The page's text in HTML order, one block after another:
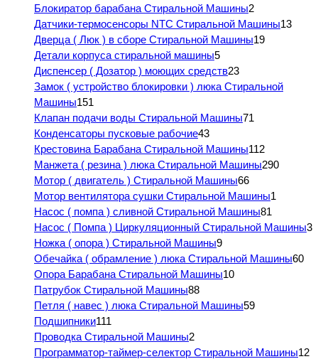
Блокиратор барабана Стиральной Машины2
Датчики-термосенсоры NTC Стиральной Машины13
Дверца ( Люк ) в сборе Стиральной Машины19
Детали корпуса стиральной машины5
Диспенсер ( Дозатор ) моющих средств23
Замок ( устройство блокировки ) люка Стиральной
Машины151
Клапан подачи воды Стиральной Машины71
Конденсаторы пусковые рабочие43
Крестовина Барабана Стиральной Машины112
Манжета ( резина ) люка Стиральной Машины290
Мотор ( двигатель ) Стиральной Машины66
Мотор вентилятора сушки Стиральной Машины1
Насос ( помпа ) сливной Стиральной Машины81
Насос ( Помпа ) Циркуляционный Стиральной Машины3
Ножка ( опора ) Стиральной Машины9
Обечайка ( обрамление ) люка Стиральной Машины60
Опора Барабана Стиральной Машины10
Патрубок Стиральной Машины88
Петля ( навес ) люка Стиральной Машины59
Подшипники111
Проводка Стиральной Машины2
Программатор-таймер-селектор Стиральной Машины12